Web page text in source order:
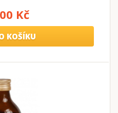
Kč
KOŠÍKU